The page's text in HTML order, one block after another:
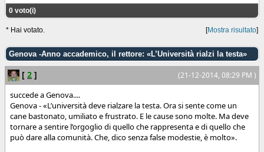
0 voto(i)
* Hai votato. [Mostra risultato]
Genova -Anno accademico, il rettore: «L’Università rialzi la testa»
(21-12-2014, 08:29 PM )
[ 2 ]
succede a Genova....
Genova - «L’università deve rialzare la testa. Ora si sente come un
cane bastonato, umiliato e frustrato. E le cause sono molte. Ma deve
tornare a sentire l’orgoglio di quello che rappresenta e di quello che
può dare alla comunità. Che, dico senza false modestie, è molto».